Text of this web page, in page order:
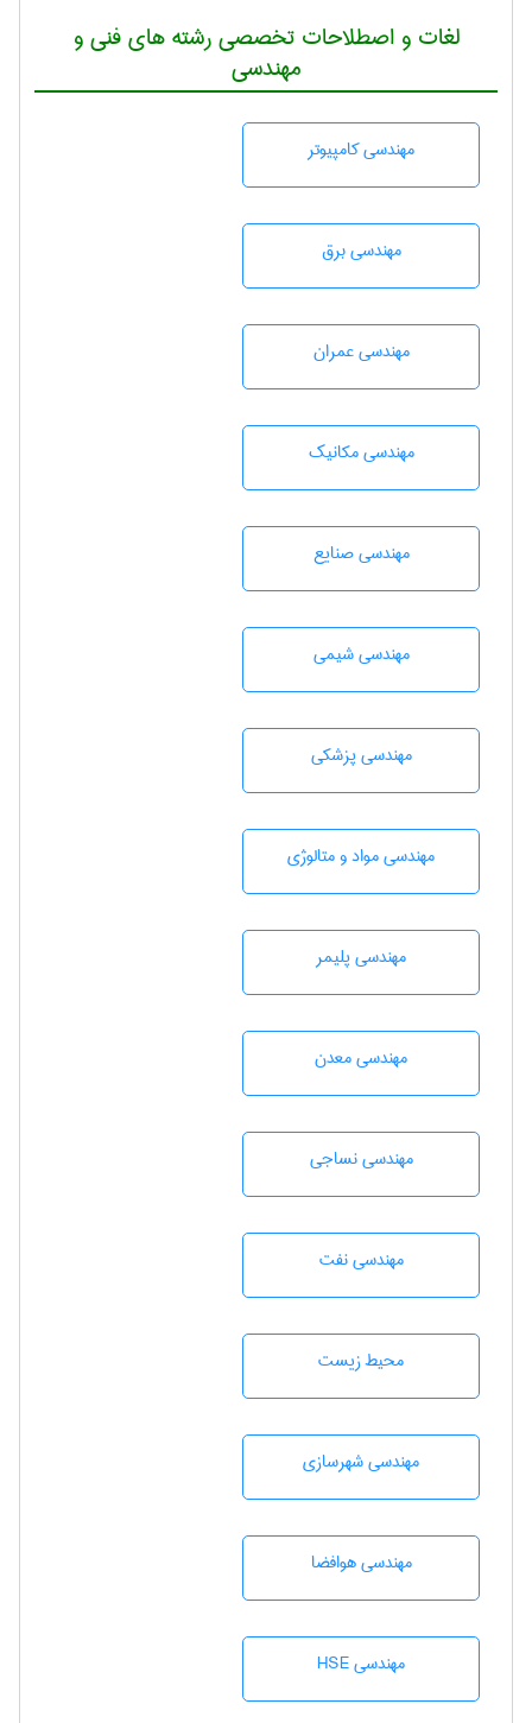
لغات و اصطلاحات تخصصی رشته های فنی و
مهندسی
مهندسی كامپيوتر
مهندسی برق
مهندسی عمران
مهندسی مکانیک
مهندسی صنايع
مهندسي شيمی
مهندسی پزشکی
مهندسی مواد و متالوژی
مهندسی پليمر
مهندسی معدن
مهندسي نساجی
مهندسی نفت
محيط زيست
مهندسی شهرسازی
مهندسی هوافضا
مهندسی HSE